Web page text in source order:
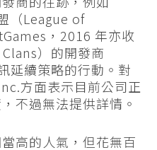
（League of
，2016 年亦收
）的開發商
延續策略的行動。對
方面表示目前公司正
不過無法提供詳情。
高的人氣，但花無百